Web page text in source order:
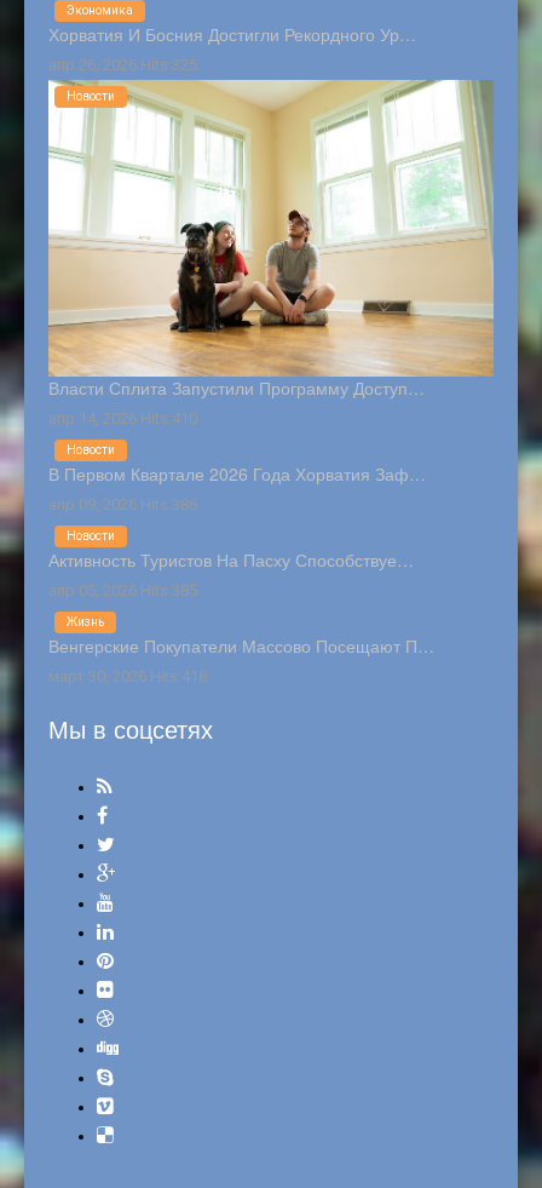
Хорватия И Босния Достигли Рекордного Ур…
апр 26, 2026 Hits:325
Экономика
Власти Сплита Запустили Программу Доступ…
апр 14, 2026 Hits:410
Новости
В Первом Квартале 2026 Года Хорватия Заф…
апр 09, 2026 Hits:386
Новости
Активность Туристов На Пасху Способствуе…
апр 05, 2026 Hits:385
Новости
Венгерские Покупатели Массово Посещают П…
март 30, 2026 Hits:418
Жизнь
Мы в соцсетях